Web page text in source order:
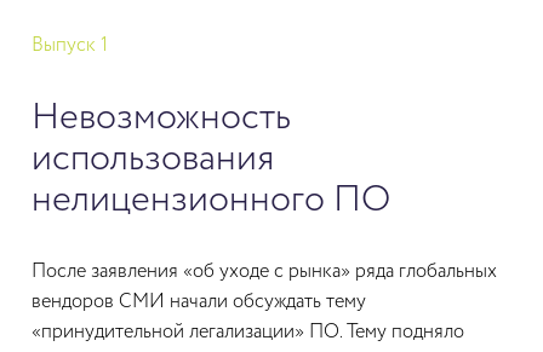
Выпуск 1
Невозможность
использования
нелицензионного ПО
После заявления «об уходе с рынка» ряда глобальных
вендоров СМИ начали обсуждать тему
«принудительной легализации» ПО. Тему подняло